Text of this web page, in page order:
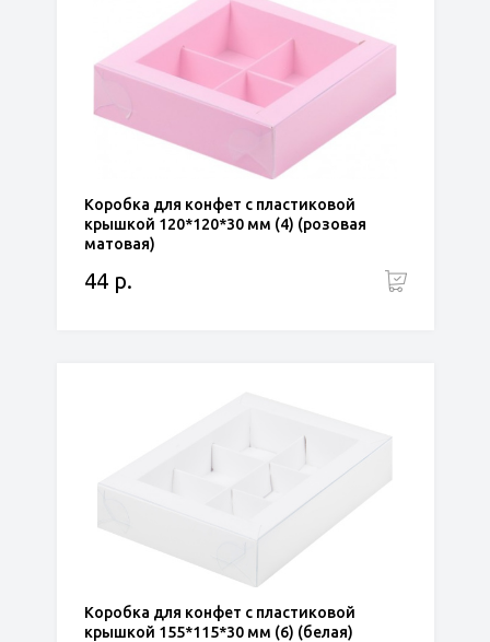
Коробка для конфет с пластиковой
крышкой 120*120*30 мм (4) (розовая
матовая)
44 р.
Коробка для конфет с пластиковой
крышкой 155*115*30 мм (6) (белая)